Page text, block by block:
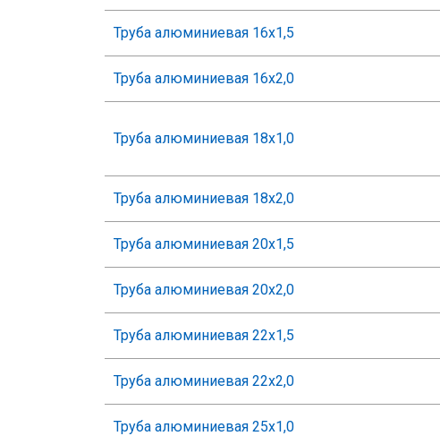
25
45
Труба алюминиевая 16х1,5
Труба алюминиевая 16х2,0
Труба алюминиевая 18х1,0
Труба алюминиевая 18х2,0
Труба алюминиевая 20х1,5
Труба алюминиевая 20х2,0
Труба алюминиевая 22х1,5
Труба алюминиевая 22х2,0
Труба алюминиевая 25х1,0